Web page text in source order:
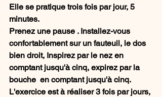
Elle se pratique trois fois par jour, 5
minutes.
Prenez une pause . Installez-vous
confortablement sur un fauteuil, le dos
bien droit, Inspirez par le nez en
comptant jusqu'à cinq, expirez par la
bouche  en comptant jusqu'à cinq.
L'exercice est à réaliser 3 fois par jours,